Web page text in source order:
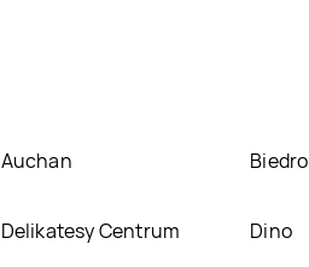
Auchan
Delikatesy Centrum Dino